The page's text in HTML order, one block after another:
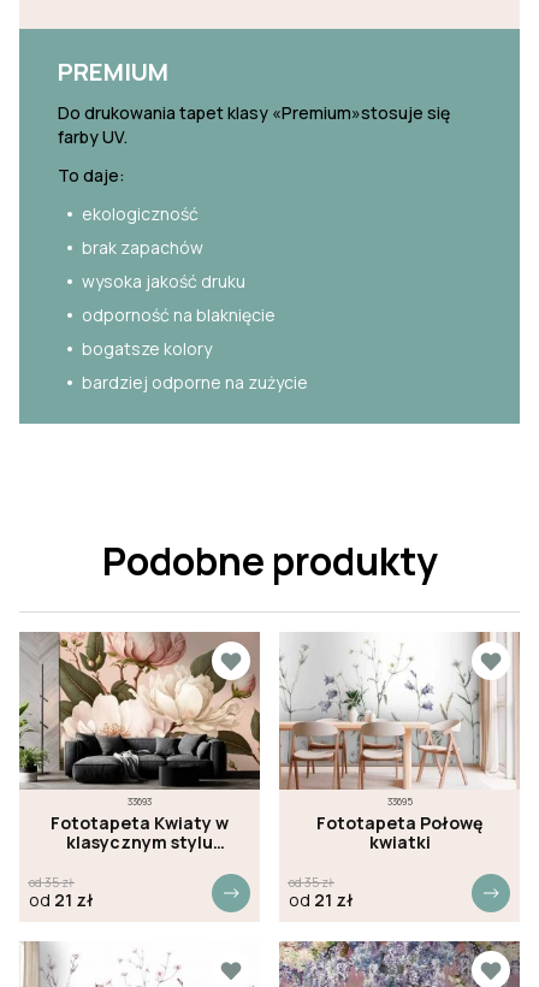
PREMIUM
Do drukowania tapet klasy «Premium»stosuje się
farby UV.
To daje:
ekologiczność
brak zapachów
wysoka jakość druku
odporność na blaknięcie
bogatsze kolory
bardziej odporne na zużycie
Podobne produkty
33693
Fototapeta Kwiaty w
klasycznym stylu
od35zł
od 21 zł
33695
Fototapeta Połowę
kwiatki
od35zł
od 21 zł